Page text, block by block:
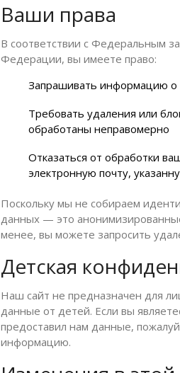
Ваши права
В соответствии с Федеральным
Федерации, вы имеете право:
Запрашивать информацию о
Требовать удаления или
обработаны неправомерно
Отказаться от обработки
электронную почту,
Поскольку мы не собираем
данных — это
менее, вы можете запросить
Детская
Наш сайт не предназначен для
данные от детей. Если вы
предоставил нам данные,
информацию.